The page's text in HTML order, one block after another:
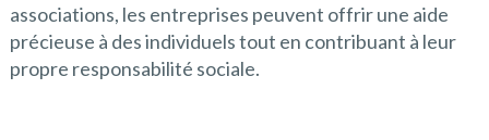
associations, les entreprises peuvent offrir une aide
précieuse à des individuels tout en contribuant à leur
propre responsabilité sociale.